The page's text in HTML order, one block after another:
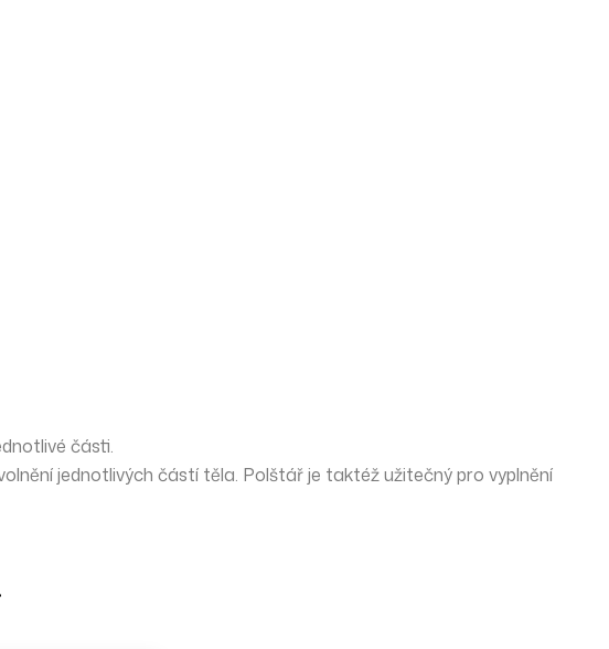
části.
jednotlivých částí těla. Polštář je taktéž užitečný pro vyplnění